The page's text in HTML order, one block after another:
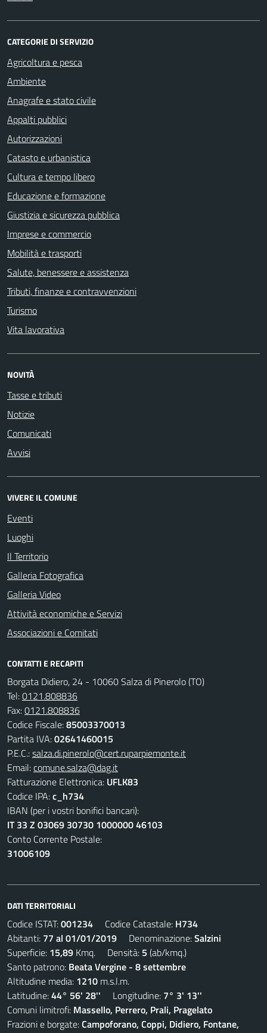
CATEGORIE DI SERVIZIO
Agricoltura e pesca
Ambiente
Anagrafe e stato civile
Appalti pubblici
Autorizzazioni
Catasto e urbanistica
Cultura e tempo libero
Educazione e formazione
Giustizia e sicurezza pubblica
Imprese e commercio
Mobilità e trasporti
Salute, benessere e assistenza
Tributi, finanze e contravvenzioni
Turismo
Vita lavorativa
NOVITÀ
Tasse e tributi
Notizie
Comunicati
Avvisi
VIVERE IL COMUNE
Eventi
Luoghi
Il Territorio
Galleria Fotografica
Galleria Video
Attività economiche e Servizi
Associazioni e Comitati
CONTATTI E RECAPITI
Borgata Didiero, 24 - 10060 Salza di Pinerolo (TO)
Tel:0121.808836
Fax:0121.808836
Codice Fiscale:85003370013
Partita IVA:02641460015
P.E.C.:salza.di.pinerolo@cert.ruparpiemonte.it
Email:comune.salza@dag.it
Fatturazione Elettronica: UFLK83
Codice IPA:c_h734
IBAN (per i vostri bonifici bancari):
IT 33 Z 03069 30730 1000000 46103
Conto Corrente Postale:
31006109
DATI TERRITORIALI
Codice ISTAT:001234 Codice Catastale: H734
Abitanti: 77 al 01/01/2019 Denominazione:Salzini
Superficie: 15,89 Kmq. Densità: 5 (ab/kmq.)
Santo patrono: Beata Vergine - 8 settembre
Altitudine media: 1210 m.s.l.m.
Latitudine:44° 56' 28'' Longitudine: 7° 3' 13''
Comuni limitrofi: Massello, Perrero, Prali, Pragelato
Frazioni e borgate:Campoforano, Coppi, Didiero, Fontane,